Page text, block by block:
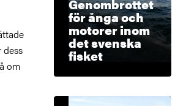
dess
om
Genombrottet
för ånga och
motorer inom
det svenska
fisket